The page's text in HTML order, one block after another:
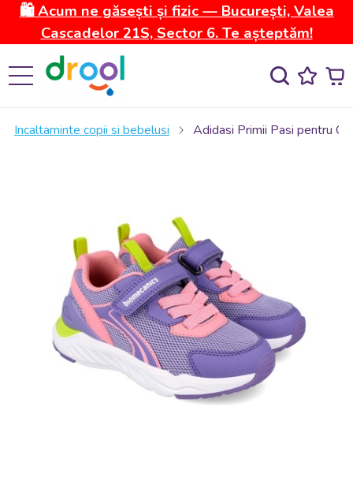
🛍️ Acum ne găsești și fizic — București, Valea
Cascadelor 21S, Sector 6. Te așteptăm!
Incaltaminte copii si bebelusi Adidasi Primii Pasi pentru